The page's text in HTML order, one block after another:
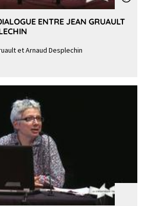
ENTRE JEAN GRUAULT
et Arnaud Desplechin